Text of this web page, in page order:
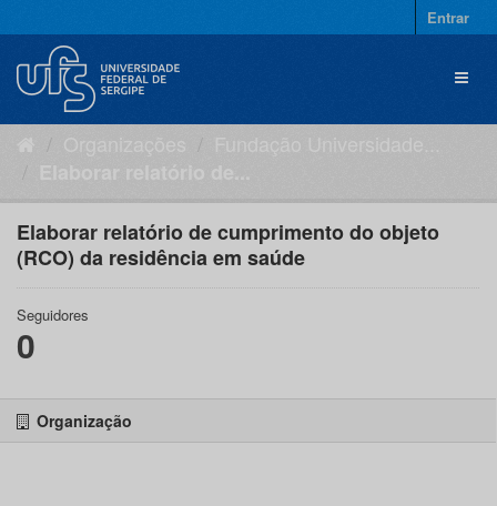
para
conteúdo
Entrar
Elaborar relatório de cumprimento do objeto
(RCO) da residência em saúde
Seguidores
0
Organização